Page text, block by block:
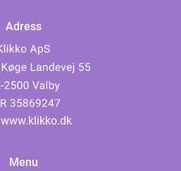
Adress
www.klikko.dk
Menu